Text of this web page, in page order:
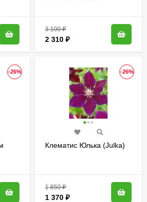
3 100₽
2 310 ₽
-26% -26%
Клематис Юлька (Julka)
1 850₽
1 370 ₽